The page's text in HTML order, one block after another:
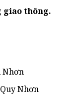
giao thông.
Nhơn
Nhơn